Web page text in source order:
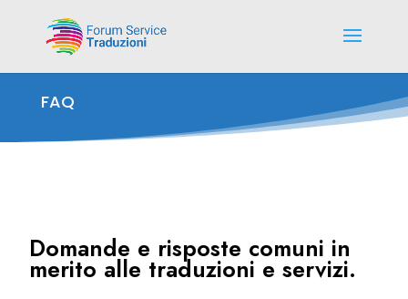
FAQ
Domande e risposte comuni in
merito alle traduzioni e servizi.